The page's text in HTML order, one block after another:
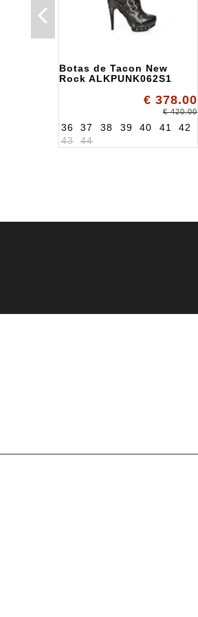
Botas de Tacon New
Rock ALKPUNK062S1
€ 378.00
€ 420.00
36 37 38 39 40 41
42
43
44